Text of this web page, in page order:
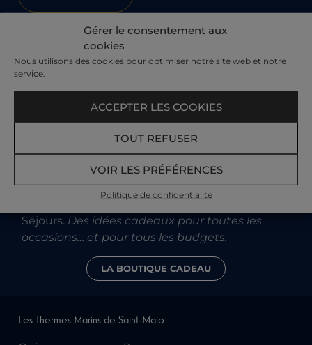
Gérer le consentement aux
cookies
Nous utilisons des cookies pour optimiser notre site web et notre
service.
ACCEPTER LES COOKIES
TOUT REFUSER
VOIR LES PRÉFÉRENCES
Politique de confidentialité
Offrez du bien-être en cadeau
Sur la boutique Cadeaux, découvrez toutes nos
idées, Thalasso, Spa, Aquatonic, Restaurants,
Séjours. Des idées cadeaux pour toutes les
occasions… et pour tous les budgets.
LA BOUTIQUE CADEAU
Les Thermes Marins de Saint-Malo